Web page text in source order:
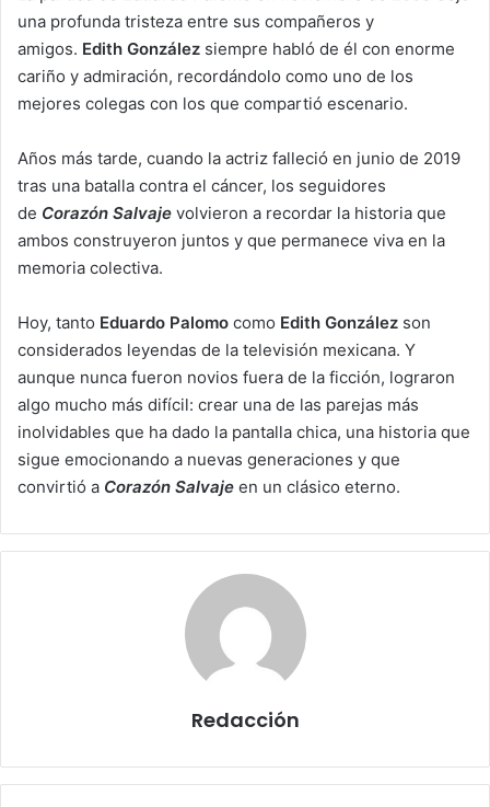
una profunda tristeza entre sus compañeros y
amigos. Edith González siempre habló de él con enorme
cariño y admiración, recordándolo como uno de los
mejores colegas con los que compartió escenario.
Años más tarde, cuando la actriz falleció en junio de 2019
tras una batalla contra el cáncer, los seguidores
de Corazón Salvaje volvieron a recordar la historia que
ambos construyeron juntos y que permanece viva en la
memoria colectiva.
Hoy, tanto Eduardo Palomo como Edith González son
considerados leyendas de la televisión mexicana. Y
aunque nunca fueron novios fuera de la ficción, lograron
algo mucho más difícil: crear una de las parejas más
inolvidables que ha dado la pantalla chica, una historia que
sigue emocionando a nuevas generaciones y que
convirtió a Corazón Salvaje en un clásico eterno.
Redacción